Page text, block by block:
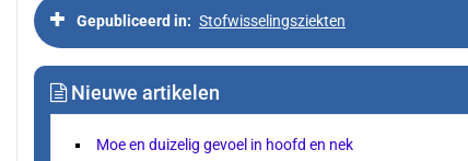
Gepubliceerd in Stofwisselingsziekten
Nieuwe artikelen
Moe en duizelig gevoel in hoofd en nek